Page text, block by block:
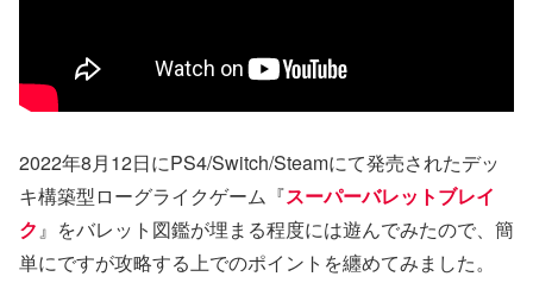
2022年8月12日にPS4/Switch/Steamにて発売されたデッ
キ構築型ローグライクゲーム『スーパーバレットブレイ
ク』をバレット図鑑が埋まる程度には遊んでみたので、簡
単にですが攻略する上でのポイントを纏めてみました。